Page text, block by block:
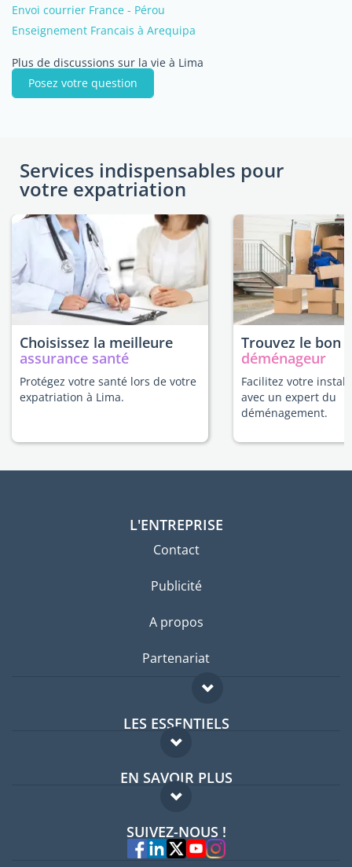
Envoi courrier France - Pérou
Enseignement Francais à Arequipa
Plus de discussions sur la vie à Lima
Posez votre question
Services indispensables pour
votre expatriation
Choisissez la meilleure
assurance santé
Protégez votre santé lors de votre
expatriation à Lima.
Trouvez le bon
déménageur
Facilitez votre
avec un expert du
déménagement.
L'ENTREPRISE
Contact
Publicité
A propos
Partenariat
LES ESSENTIELS
Forum expatriés
Guides pays
EN SAVOIR PLUS
FAQ
Experts
SUIVEZ-NOUS !